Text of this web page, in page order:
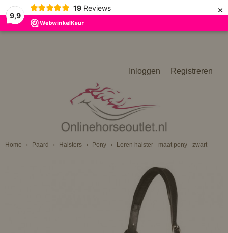
9,9
19 Reviews ×
Inloggen Registreren
Home › Paard › Halsters › Pony › Leren halster - maat pony - zwart